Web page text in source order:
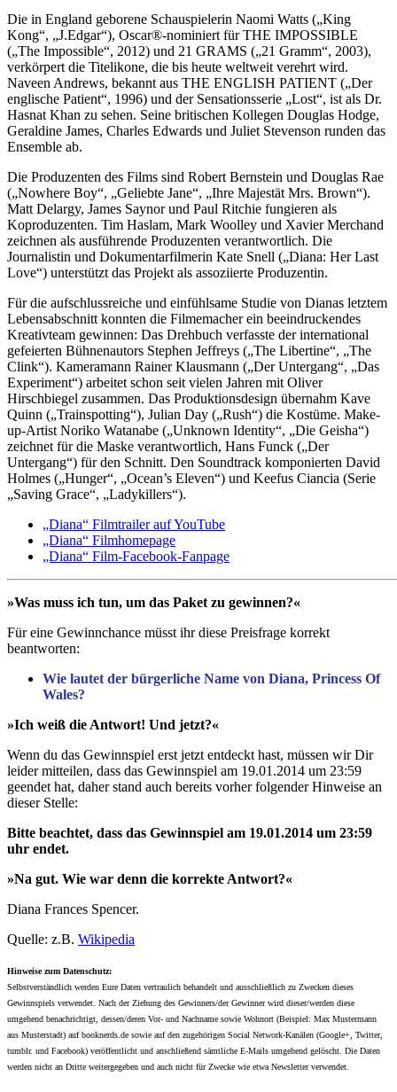
Die in England geborene Schauspielerin Naomi Watts („King
Kong“, „J.Edgar“), Oscar®-nominiert für THE IMPOSSIBLE
(„The Impossible“, 2012) und 21 GRAMS („21 Gramm“, 2003),
verkörpert die Titelikone, die bis heute weltweit verehrt wird.
Naveen Andrews, bekannt aus THE ENGLISH PATIENT („Der
englische Patient“, 1996) und der Sensationsserie „Lost“, ist als Dr.
Hasnat Khan zu sehen. Seine britischen Kollegen Douglas Hodge,
Geraldine James, Charles Edwards und Juliet Stevenson runden das
Ensemble ab.
Die Produzenten des Films sind Robert Bernstein und Douglas Rae
(„Nowhere Boy“, „Geliebte Jane“, „Ihre Majestät Mrs. Brown“).
Matt Delargy, James Saynor und Paul Ritchie fungieren als
Koproduzenten. Tim Haslam, Mark Woolley und Xavier Merchand
zeichnen als ausführende Produzenten verantwortlich. Die
Journalistin und Dokumentarfilmerin Kate Snell („Diana: Her Last
Love“) unterstützt das Projekt als assoziierte Produzentin.
Für die aufschlussreiche und einfühlsame Studie von Dianas letztem
Lebensabschnitt konnten die Filmemacher ein beeindruckendes
Kreativteam gewinnen: Das Drehbuch verfasste der international
gefeierten Bühnenautors Stephen Jeffreys („The Libertine“, „The
Clink“). Kameramann Rainer Klausmann („Der Untergang“, „Das
Experiment“) arbeitet schon seit vielen Jahren mit Oliver
Hirschbiegel zusammen. Das Produktionsdesign übernahm Kave
Quinn („Trainspotting“), Julian Day („Rush“) die Kostüme. Make-
up-Artist Noriko Watanabe („Unknown Identity“, „Die Geisha“)
zeichnet für die Maske verantwortlich, Hans Funck („Der
Untergang“) für den Schnitt. Den Soundtrack komponierten David
Holmes („Hunger“, „Ocean’s Eleven“) und Keefus Ciancia (Serie
„Saving Grace“, „Ladykillers“).
„Diana“ Filmtrailer auf YouTube
„Diana“ Filmhomepage
„Diana“ Film-Facebook-Fanpage
»Was muss ich tun, um das Paket zu gewinnen?«
Für eine Gewinnchance müsst ihr diese Preisfrage korrekt
beantworten:
Wie lautet der bürgerliche Name von Diana, Princess Of
Wales?
»Ich weiß die Antwort! Und jetzt?«
Wenn du das Gewinnspiel erst jetzt entdeckt hast, müssen wir Dir
leider mitteilen, dass das Gewinnspiel am 19.01.2014 um 23:59
geendet hat, daher stand auch bereits vorher folgender Hinweise an
dieser Stelle:
Bitte beachtet, dass das Gewinnspiel am 19.01.2014 um 23:59
uhr endet.
»Na gut. Wie war denn die korrekte Antwort?«
Diana Frances Spencer.
Quelle: z.B. Wikipedia
Hinweise zum Datenschutz:
Selbstverständlich werden Eure Daten vertraulich behandelt und ausschließlich zu Zwecken dieses
Gewinnspiels verwendet. Nach der Ziehung des Gewinners/der Gewinner wird dieser/werden diese
umgehend benachrichtigt, dessen/deren Vor- und Nachname sowie Wohnort (Beispiel: Max Mustermann
aus Musterstadt) auf booknerds.de sowie auf den zugehörigen Social Network-Kanälen (Google+, Twitter,
tumblr. und Facebook) veröffentlicht und anschließend sämtliche E-Mails umgehend gelöscht. Die Daten
werden nicht an Dritte weitergegeben und auch nicht für Zwecke wie etwa Newsletter verwendet.